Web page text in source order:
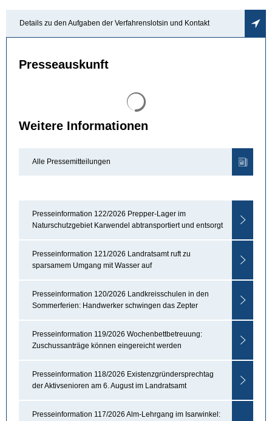
Details zu den Aufgaben der Verfahrenslotsin und Kontakt
Presseauskunft
Weitere Informationen
Alle Pressemitteilungen
Presseinformation 122/2026 Prepper-Lager im
Naturschutzgebiet Karwendel abtransportiert und entsorgt
Presseinformation 121/2026 Landratsamt ruft zu
sparsamem Umgang mit Wasser auf
Presseinformation 120/2026 Landkreisschulen in den
Sommerferien: Handwerker schwingen das Zepter
Presseinformation 119/2026 Wochenbettbetreuung:
Zuschussanträge können eingereicht werden
Presseinformation 118/2026 Existenzgründersprechtag
der Aktivsenioren am 6. August im Landratsamt
Presseinformation 117/2026 Alm-Lehrgang im Isarwinkel: